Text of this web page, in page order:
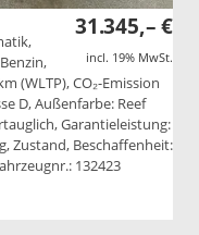
31.345,– €
incl. 19% MwSt.
(WLTP), CO₂-Emission
D, Außenfarbe: Reef
Garantieleistung:
Zustand, Beschaffenheit:
132423